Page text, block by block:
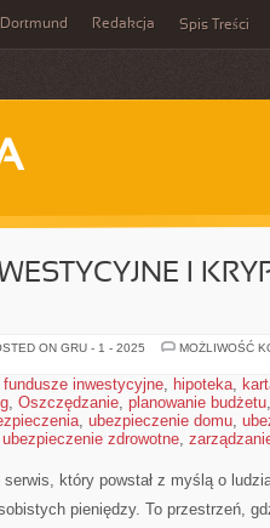
Dortmund Redakcja Spis Treści
I
ON GRU - 1 - 2025
MOŻLIWOŚĆ
fundusze inwestycyjne, hipoteka,
, Oszczędzanie, planowanie budżetu
, ubezpieczenie domu,
ubezpieczenie zdrowotne,
który powstał z myślą o
pieniędzy. To przestrzeń,